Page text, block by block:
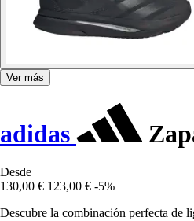
Ver más
adidas
Desde
130,00 € 123,00 € -5%
Descubre la combinación perfecta de